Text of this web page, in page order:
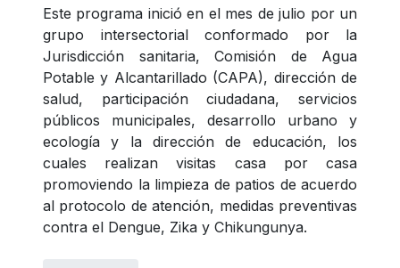
Este programa inició en el mes de julio por un
grupo intersectorial conformado por la
Jurisdicción sanitaria, Comisión de Agua
Potable y Alcantarillado (CAPA), dirección de
salud, participación ciudadana, servicios
públicos municipales, desarrollo urbano y
ecología y la dirección de educación, los
cuales realizan visitas casa por casa
promoviendo la limpieza de patios de acuerdo
al protocolo de atención, medidas preventivas
contra el Dengue, Zika y Chikungunya.